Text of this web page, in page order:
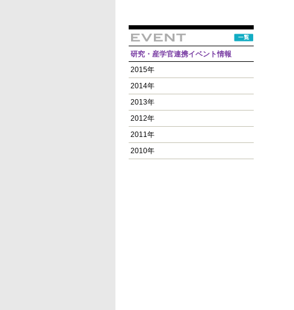
研究・産学官連携イベント情報
2015年
2014年
2013年
2012年
2011年
2010年